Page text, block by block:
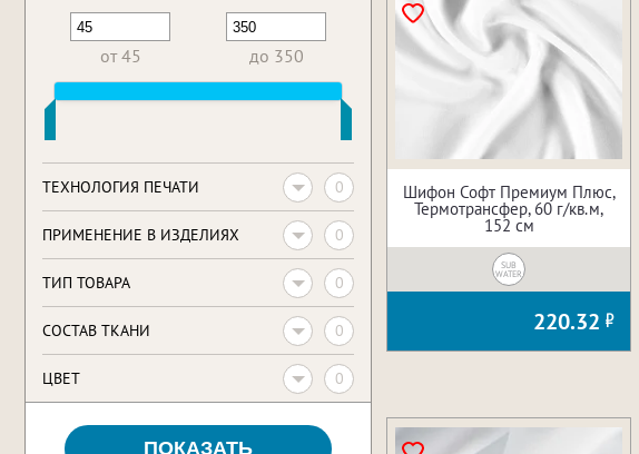
от 45 до 350
ТЕХНОЛОГИЯ ПЕЧАТИ 0
ПРИМЕНЕНИЕ В ИЗДЕЛИЯХ 0
ТИП ТОВАРА 0
CОСТАВ ТКАНИ 0
ЦВЕТ 0
Шифон Софт Премиум Плюс,
Термотрансфер, 60 г/кв.м,
152 см
SUB
WATER
220.32